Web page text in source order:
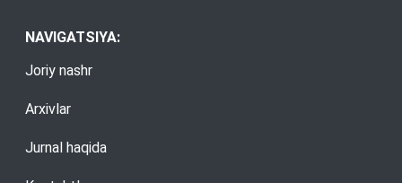
NAVIGATSIYA:
Joriy nashr
Arxivlar
Jurnal haqida